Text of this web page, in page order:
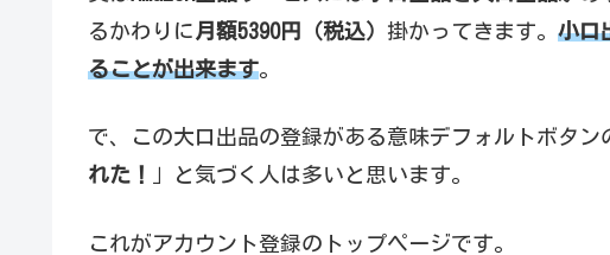
るかわりに 月額5390円（税込） 掛かってきます。 小口
ることが出来ます。
で、この大口出品の登録がある意味デフォルトボタン
れた！
」と気づく人は多いと思います。
これがアカウント登録のトップページです。